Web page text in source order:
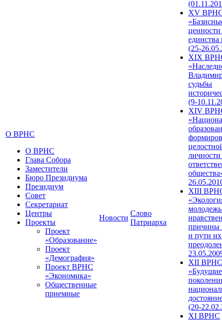
О ВРНС
О ВРНС
Глава Собора
Заместители
Бюро Президиума
Президиум
Совет
Секретариат
Центры
Проекты
Проект
«Образование»
Проект
«Демография»
Проект ВРНС
«Экономика»
Общественные
приемные
Новости
Слово
Патриарха
XV
единства
(25-
XIX
судьбы
(9-
XIV
XIII
причины
и пути их
XII ВРНС
«Будущие
(20-
XI ВРНС